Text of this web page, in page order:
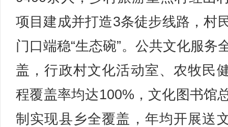
项目建成并打造3条徒步线路，村
门口端稳“生态碗”。公共文化服务
盖，行政村文化活动室、农牧民
程覆盖率均达100%，文化图书馆
制实现县乡全覆盖，年均开展送